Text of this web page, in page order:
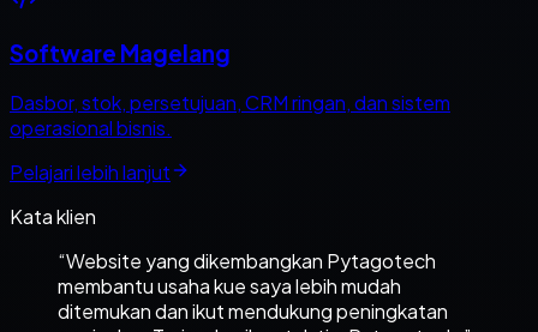
Software Magelang
Dasbor, stok, persetujuan, CRM ringan, dan sistem
operasional bisnis.
Pelajari lebih lanjut
Kata klien
“Website yang dikembangkan Pytagotech
membantu usaha kue saya lebih mudah
ditemukan dan ikut mendukung peningkatan